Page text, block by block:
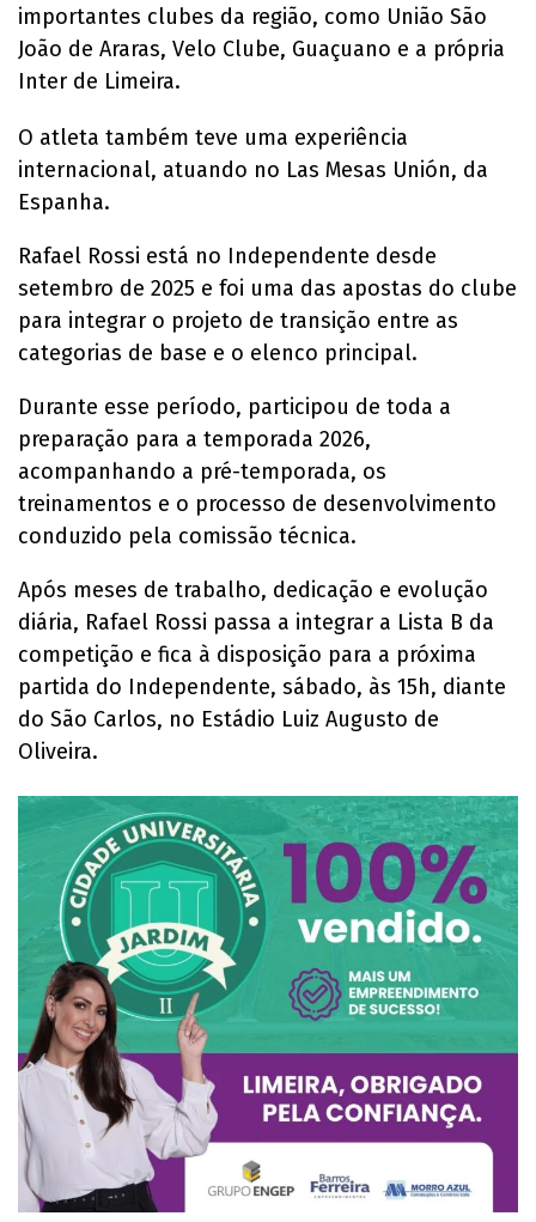
importantes clubes da região, como União São
João de Araras, Velo Clube, Guaçuano e a própria
Inter de Limeira.
O atleta também teve uma experiência
internacional, atuando no Las Mesas Unión, da
Espanha.
Rafael Rossi está no Independente desde
setembro de 2025 e foi uma das apostas do clube
para integrar o projeto de transição entre as
categorias de base e o elenco principal.
Durante esse período, participou de toda a
preparação para a temporada 2026,
acompanhando a pré-temporada, os
treinamentos e o processo de desenvolvimento
conduzido pela comissão técnica.
Após meses de trabalho, dedicação e evolução
diária, Rafael Rossi passa a integrar a Lista B da
competição e fica à disposição para a próxima
partida do Independente, sábado, às 15h, diante
do São Carlos, no Estádio Luiz Augusto de
Oliveira.